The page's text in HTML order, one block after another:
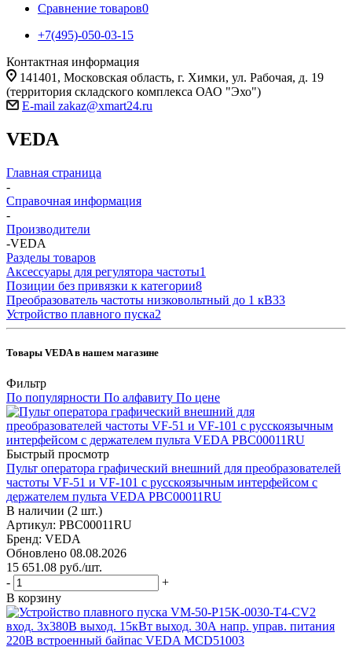
Сравнение товаров0
+7(495)-050-03-15
Контактная информация
141401, Московская область, г. Химки, ул. Рабочая, д. 19
(территория складского комплекса ОАО "Эхо")
E-mail zakaz@xmart24.ru
VEDA
Главная страница
-
Справочная информация
-
Производители
-VEDA
Разделы товаров
Аксессуары для регулятора частоты1
Позиции без привязки к категории8
Преобразователь частоты низковольтный до 1 кВ33
Устройство плавного пуска2
Товары VEDA в нашем магазине
Фильтр
По популярности По алфавиту По цене
Быстрый просмотр
Пульт оператора графический внешний для преобразователей
частоты VF-51 и VF-101 c русскоязычным интерфейсом с
держателем пульта VEDA PBC00011RU
В наличии (2 шт.)
Артикул: PBC00011RU
Бренд: VEDA
Обновлено 08.08.2026
15 651.08 руб./шт.
-
+
В корзину